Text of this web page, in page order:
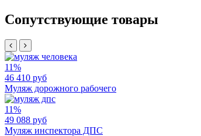
Сопутствующие товары
11%
46 410 руб
Муляж дорожного рабочего
11%
49 088 руб
Муляж инспектора ДПС